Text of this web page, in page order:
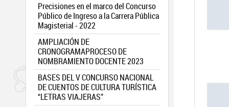
Precisiones en el marco del Concurso
Público de Ingreso a la Carrera Pública
Magisterial - 2022
AMPLIACIÓN DE
CRONOGRAMAPROCESO DE
NOMBRAMIENTO DOCENTE 2023
BASES DEL V CONCURSO NACIONAL
DE CUENTOS DE CULTURA TURÍSTICA
“LETRAS VIAJERAS”